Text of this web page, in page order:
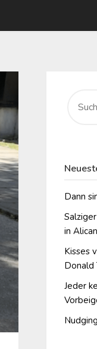
NACH:
Dann
in
Kisses
Donald
Jeder
Nudging